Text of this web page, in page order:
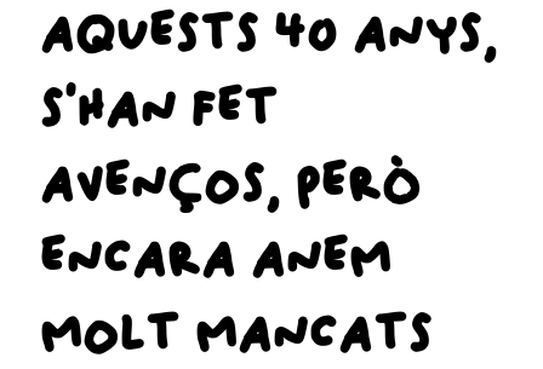
AQUESTS 40 ANYS,
S’HAN FET
AVENÇOS, PERÒ
ENCARA ANEM
MOLT MANCATS